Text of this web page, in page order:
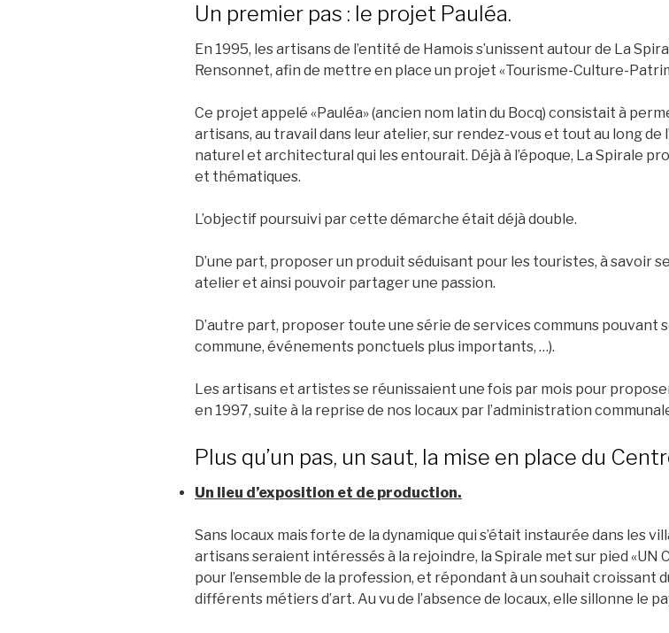
Un premier pas : le projet Pauléa.
En 1995, les artisans de l’entité de Hamois s’unissent autour de La
Rensonnet, afin de mettre en place un projet «Tourisme-Culture-
Ce projet appelé «Pauléa» (ancien nom latin du Bocq) consistait à
artisans, au travail dans leur atelier, sur rendez-vous et tout au long
naturel et architectural qui les entourait. Déjà à l’époque, La Spirale
et thématiques.
L’objectif poursuivi par cette démarche était déjà double.
D’une part, proposer un produit séduisant pour les touristes, à savoir
atelier et ainsi pouvoir partager une passion.
D’autre part, proposer toute une série de services communs pouvant
commune, événements ponctuels plus importants, …).
Les artisans et artistes se réunissaient une fois par mois pour
en 1997, suite à la reprise de nos locaux par l’administration
Plus qu’un pas, un saut, la mise en place du
Un lieu d’exposition et de production.
Sans locaux mais forte de la dynamique qui s’était instaurée dans les
artisans seraient intéressés à la rejoindre, la Spirale met sur pied «UN
pour l’ensemble de la profession, et répondant à un souhait croissant
différents métiers d’art. Au vu de l’absence de locaux, elle sillonne le